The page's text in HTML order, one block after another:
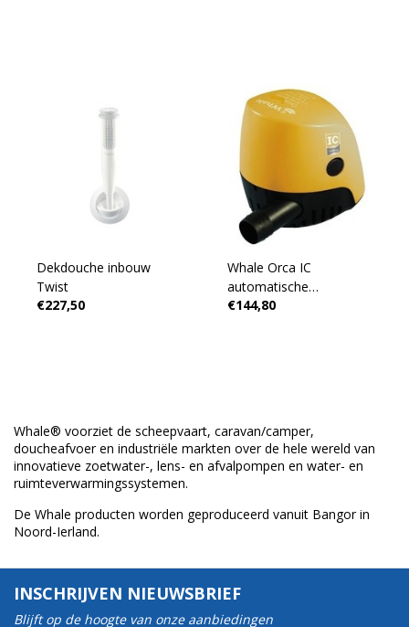
Dekdouche inbouw
Twist
€227,50
Whale Orca IC
automatische
bilgepomp
€144,80
Whale® voorziet de scheepvaart, caravan/camper,
doucheafvoer en industriële markten over de hele wereld van
innovatieve zoetwater-, lens- en afvalpompen en water- en
ruimteverwarmingssystemen.
De Whale producten worden geproduceerd vanuit Bangor in
Noord-Ierland.
INSCHRIJVEN NIEUWSBRIEF
Blijft op de hoogte van onze aanbiedingen